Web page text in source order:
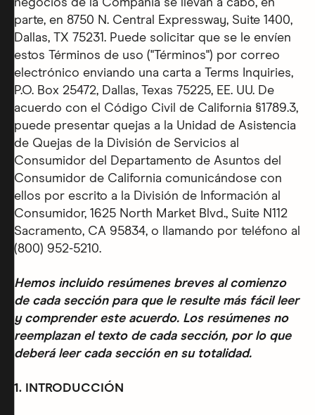
negocios de la Compañía se llevan a cabo, en
parte, en 8750 N. Central Expressway, Suite 1400,
Dallas, TX 75231. Puede solicitar que se le envíen
estos Términos de uso ("Términos") por correo
electrónico enviando una carta a Terms Inquiries,
P.O. Box 25472, Dallas, Texas 75225, EE. UU. De
acuerdo con el Código Civil de California §1789.3,
puede presentar quejas a la Unidad de Asistencia
de Quejas de la División de Servicios al
Consumidor del Departamento de Asuntos del
Consumidor de California comunicándose con
ellos por escrito a la División de Información al
Consumidor, 1625 North Market Blvd., Suite N112
Sacramento, CA 95834, o llamando por teléfono al
(800) 952-5210.
Hemos incluido resúmenes breves al comienzo
de cada sección para que le resulte más fácil leer
y comprender este acuerdo. Los resúmenes no
reemplazan el texto de cada sección, por lo que
deberá leer cada sección en su totalidad.
1. INTRODUCCIÓN